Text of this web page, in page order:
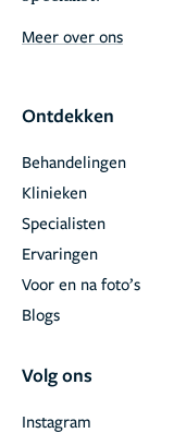
Meer over ons
Ontdekken
Behandelingen
Klinieken
Specialisten
Ervaringen
Voor en na foto’s
Blogs
Volg ons
Instagram